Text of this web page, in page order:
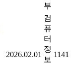
부
2026.02.01
컴
퓨
터
정
보
1141